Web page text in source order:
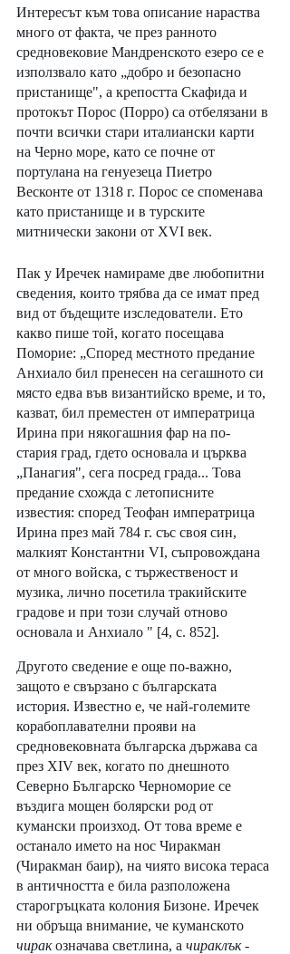
Интересът към това описание нараства
много от факта, че през ранното
средновековие Мандренското езеро се е
използвало като „добро и безопасно
пристанище", а крепостта Скафида и
протокът Порос (Порро) са отбелязани в
почти всички стари италиански карти
на Черно море, като се почне от
портулана на генуезеца Пиетро
Весконте от 1318 г. Порос се споменава
като пристанище и в турските
митнически закони от XVI век.
Пак у Иречек намираме две любопитни
сведения, които трябва да се имат пред
вид от бъдещите изследователи. Ето
какво пише той, когато посещава
Поморие: „Според местното предание
Анхиало бил пренесен на сегашното си
място едва във византийско време, и то,
казват, бил преместен от императрица
Ирина при някогашния фар на по-
стария град, гдето основала и църква
„Панагия", сега посред града... Това
предание схожда с летописните
известия: според Теофан императрица
Ирина през май 784 г. със своя син,
малкият Константни VI, съпровождана
от много войска, с тържественост и
музика, лично посетила тракийските
градове и при този случай отново
основала и Анхиало " [4, с. 852].
Другото сведение е още по-важно,
защото е свързано с българската
история. Известно е, че най-големите
корабоплавателни прояви на
средновековната българска държава са
през XIV век, когато по днешното
Северно Българско Черноморие се
въздига мощен болярски род от
кумански произход. От това време е
останало името на нос Чиракман
(Чиракман баир), на чиято висока тераса
в античността е била разположена
старогръцката колония Бизоне. Иречек
ни обръща внимание, че куманското
чирак означава светлина, а чираклък -